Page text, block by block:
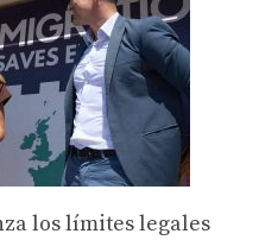
los límites legales